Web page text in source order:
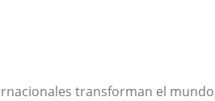
transforman el